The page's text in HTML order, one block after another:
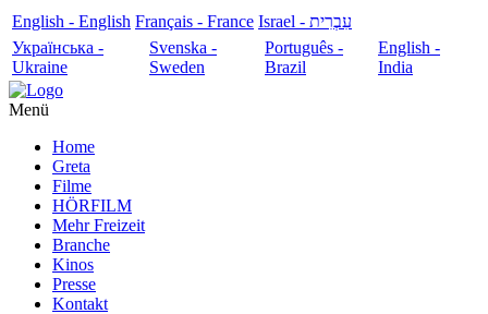
English - English Français - France
עִבְרִית - Israel
Українська -
Ukraine
Svenska -
Sweden
Português -
Brazil
English -
India
Menü
Home
Greta
Filme
HÖRFILM
Mehr Freizeit
Branche
Kinos
Presse
Kontakt